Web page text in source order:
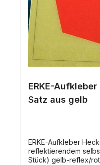
ERKE-
Satz aus gelb
ERKE-Aufkleber
reflektierendem
Stück) gelb-reflex/